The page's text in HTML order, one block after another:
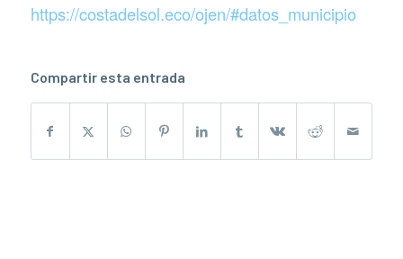
https://costadelsol.eco/ojen/#datos_municipio
Compartir esta entrada